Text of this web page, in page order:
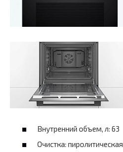
Внутренний объем, л: 63
Очистка: пиролитическая